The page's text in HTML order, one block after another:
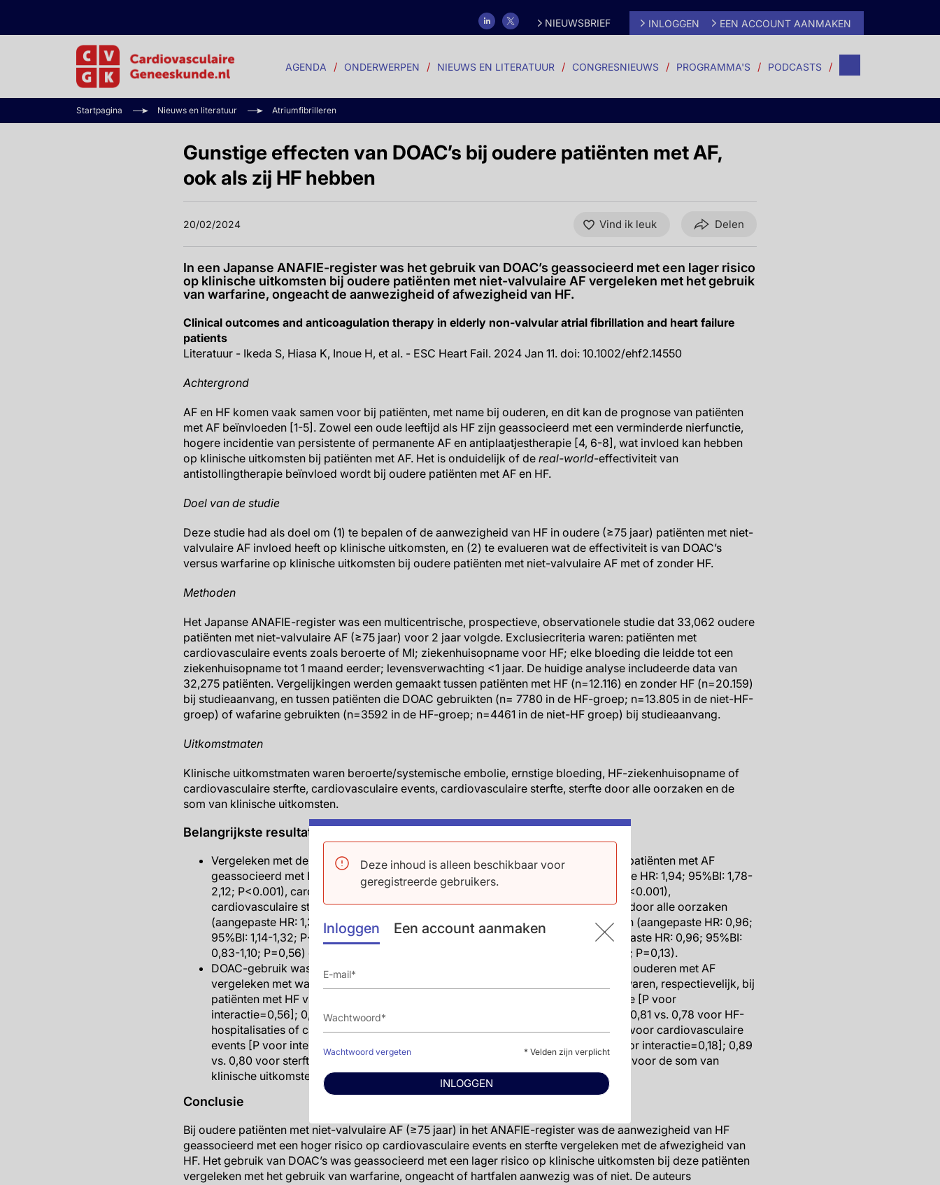
Deze inhoud is alleen beschikbaar voor
geregistreerde gebruikers.
Inloggen Een account aanmaken
Wachtwoord vergeten * Velden zijn verplicht
INLOGGEN
NIEUWSBRIEF INLOGGEN EEN ACCOUNT AANMAKEN
AGENDA ONDERWERPEN NIEUWS EN LITERATUUR CONGRESNIEUWS PROGRAMMA'S PODCASTS
Startpagina Nieuws en literatuur Atriumfibrilleren
Gunstige effecten van DOAC’s bij oudere patiënten met AF,
ook als zij HF hebben
20/02/2024 Vind ik leuk Delen
In een Japanse ANAFIE-register was het gebruik van DOAC’s geassocieerd met een lager risico
op klinische uitkomsten bij oudere patiënten met niet-valvulaire AF vergeleken met het gebruik
van warfarine, ongeacht de aanwezigheid of afwezigheid van HF.
Clinical outcomes and anticoagulation therapy in elderly non-valvular atrial fibrillation and heart failure
patients
Literatuur - Ikeda S, Hiasa K, Inoue H, et al. - ESC Heart Fail. 2024 Jan 11. doi: 10.1002/ehf2.14550
Achtergrond
AF en HF komen vaak samen voor bij patiënten, met name bij ouderen, en dit kan de prognose van patiënten
met AF beïnvloeden [1-5]. Zowel een oude leeftijd als HF zijn geassocieerd met een verminderde nierfunctie,
hogere incidentie van persistente of permanente AF en antiplaatjestherapie [4, 6-8], wat invloed kan hebben
op klinische uitkomsten bij patiënten met AF. Het is onduidelijk of de real-world-effectiviteit van
antistollingtherapie beïnvloed wordt bij oudere patiënten met AF en HF.
Doel van de studie
Deze studie had als doel om (1) te bepalen of de aanwezigheid van HF in oudere (≥75 jaar) patiënten met niet-
valvulaire AF invloed heeft op klinische uitkomsten, en (2) te evalueren wat de effectiviteit is van DOAC’s
versus warfarine op klinische uitkomsten bij oudere patiënten met niet-valvulaire AF met of zonder HF.
Methoden
Het Japanse ANAFIE-register was een multicentrische, prospectieve, observationele studie dat 33,062 oudere
patiënten met niet-valvulaire AF (≥75 jaar) voor 2 jaar volgde. Exclusiecriteria waren: patiënten met
cardiovasculaire events zoals beroerte of MI; ziekenhuisopname voor HF; elke bloeding die leidde tot een
ziekenhuisopname tot 1 maand eerder; levensverwachting <1 jaar. De huidige analyse includeerde data van
32,275 patiënten. Vergelijkingen werden gemaakt tussen patiënten met HF (n=12.116) en zonder HF (n=20.159)
bij studieaanvang, en tussen patiënten die DOAC gebruikten (n= 7780 in de HF-groep; n=13.805 in de niet-HF-
groep) of wafarine gebruikten (n=3592 in de HF-groep; n=4461 in de niet-HF groep) bij studieaanvang.
Uitkomstmaten
Klinische uitkomstmaten waren beroerte/systemische embolie, ernstige bloeding, HF-ziekenhuisopname of
cardiovasculaire sterfte, cardiovasculaire events, cardiovasculaire sterfte, sterfte door alle oorzaken en de
som van klinische uitkomsten.
Belangrijkste resultaten
Vergeleken met de afwezigheid van HF was de aanwezigheid van HF bij oudere patiënten met AF
geassocieerd met HF-ziekenhuisopnames of cardiovasculaire sterfte (aangepaste HR: 1,94; 95%BI: 1,78-
2,12; P<0.001), cardiovasculaire events (aangepaste HR: 1,59; 95%BI: 1,48-1,71; P<0.001),
cardiovasculaire sterfte (aangepaste HR: 1,59; 95%BI: 1,48-1,71; P<0.001), sterfte door alle oorzaken
(aangepaste HR: 1,32; 95%BI: 1,21-1,45; P<0.001) en som van klinische uitkomsten (aangepaste HR: 0,96;
95%BI: 1,14-1,32; P<0.001), maar niet met beroerte/systemische embolie (aangepaste HR: 0,96; 95%BI:
0,83-1,10; P=0,56) of ernstige bloedingen (aangepaste HR: 1,14; 95%BI: 0,96-1,35; P=0,13).
DOAC-gebruik was geassocieerd met een lager risico op klinische uitkomsten bij ouderen met AF
vergeleken met warfarine gebruik, ongeacht de HF-status. De aangepaste HR’s waren, respectievelijk, bij
patiënten met HF vs. zonder HF: 0,86 vs. 0,79 voor beroerte/systemische embolie [P voor
interactie=0,56]; 0,71 vs. 0,75 voor ernstige bloedingen [P voor interactie=0,74]; 0,81 vs. 0,78 voor HF-
hospitalisaties of cardiovasculaire sterfte [P voor interactie=0,26]; 0,83 vs. 0,82 voor cardiovasculaire
events [P voor interactie=0,65]; 0,84 vs. 0,75 voor cardiovasculaire sterfte [P voor interactie=0,18]; 0,89
vs. 0,80 voor sterfte door alle oorzaken [P voor interactie=0,91]; en 0,88 vs. 0,81 voor de som van
klinische uitkomsten [P voor interactie=0,21].
Conclusie
Bij oudere patiënten met niet-valvulaire AF (≥75 jaar) in het ANAFIE-register was de aanwezigheid van HF
geassocieerd met een hoger risico op cardiovasculaire events en sterfte vergeleken met de afwezigheid van
HF. Het gebruik van DOAC’s was geassocieerd met een lager risico op klinische uitkomsten bij deze patiënten
vergeleken met het gebruik van warfarine, ongeacht of hartfalen aanwezig was of niet. De auteurs